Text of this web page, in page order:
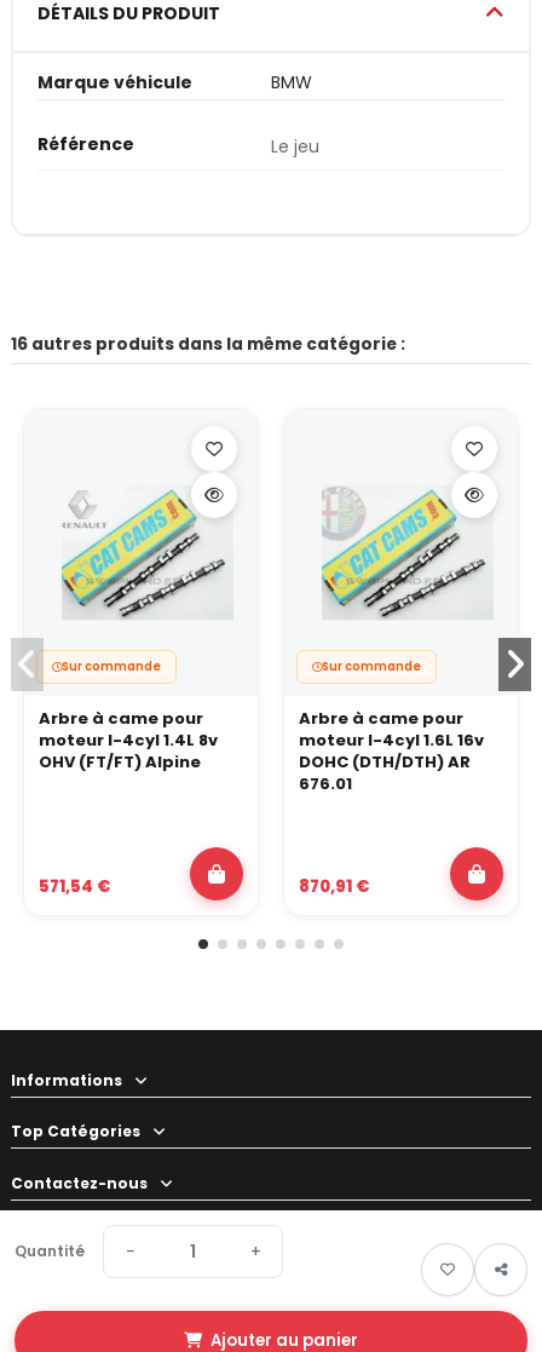
Quantité − +
Ajouter au panier
DÉTAILS DU PRODUIT
Marque véhicule BMW
Référence Le jeu
16 autres produits dans la même catégorie :
Sur commande
Arbre à came pour
moteur I-4cyl 1.4L 8v
OHV (FT/FT) Alpine
571,54 €
Sur commande
Arbre à came pour
moteur I-4cyl 1.6L 16v
DOHC (DTH/DTH) AR
676.01
870,91 €
Informations
Top Catégories
Contactez-nous
Votre préparateur